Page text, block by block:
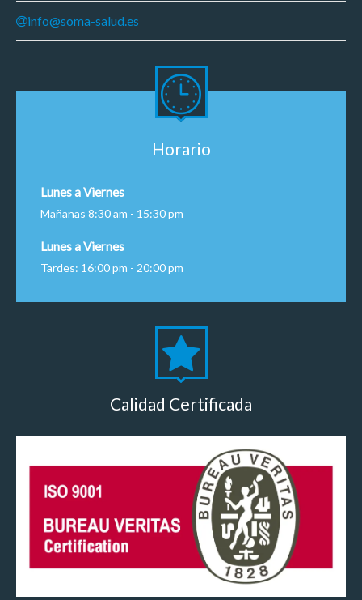
info@soma-salud.es
Horario
Lunes a Viernes
Mañanas 8:30 am - 15:30 pm
Lunes a Viernes
Tardes: 16:00 pm - 20:00 pm
Calidad Certificada